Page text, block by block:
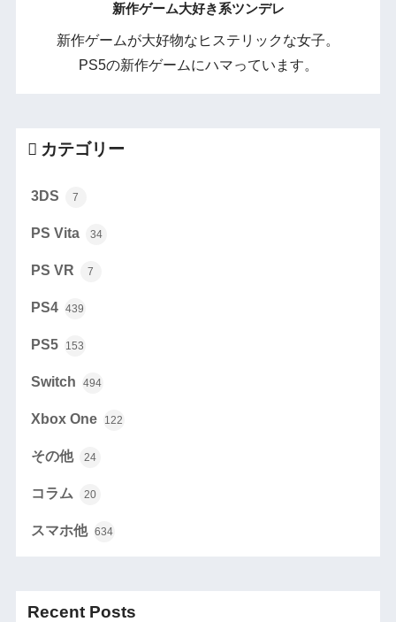
新作ゲーム大好き系ツンデレ
新作ゲームが大好物なヒステリックな女子。
PS5の新作ゲームにハマっています。
カテゴリー
3DS 7
PS Vita 34
PS VR 7
PS4 439
PS5 153
Switch 494
Xbox One 122
その他 24
コラム 20
スマホ他 634
Recent Posts